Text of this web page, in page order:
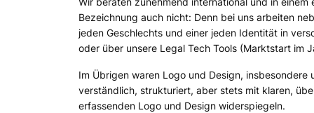
Bezeichnung auch nicht: Denn bei uns arbeiten
jeden Geschlechts und einer jeden Identität in
oder über unsere Legal Tech Tools (Marktstart im
Im Übrigen waren Logo und Design,
verständlich, strukturiert, aber stets mit klaren,
erfassenden Logo und Design widerspiegeln.